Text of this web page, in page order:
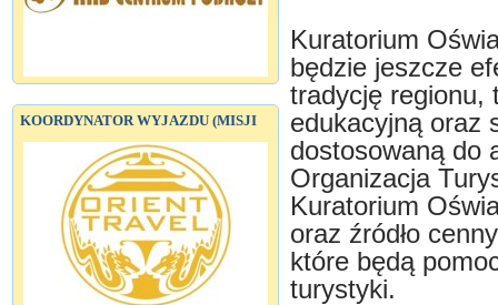
KOORDYNATOR WYJAZDU (MISJI
Kuratorium
będzie jeszcze
tradycję regionu,
edukacyjną oraz
dostosowaną do
Organizacja
Kuratorium
oraz źródło
które będą
turystyki.